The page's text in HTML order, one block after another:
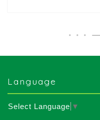
Language
Select Language ▼